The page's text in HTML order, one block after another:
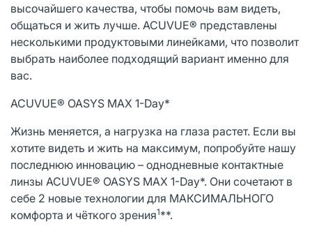
высочайшего качества, чтобы помочь вам видеть,
общаться и жить лучше. ACUVUE® представлены
несколькими продуктовыми линейками, что позволит
выбрать наиболее подходящий вариант именно для
вас.
ACUVUE® OASYS MAX 1-Day*
Жизнь меняется, а нагрузка на глаза растет. Если вы
хотите видеть и жить на максимум, попробуйте нашу
последнюю инновацию – однодневные контактные
линзы ACUVUE® OASYS MAX 1-Day*. Они сочетают в
себе 2 новые технологии для МАКСИМАЛЬНОГО
комфорта и чёткого зрения1**.